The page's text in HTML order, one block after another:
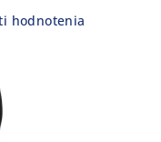
hodnotenia